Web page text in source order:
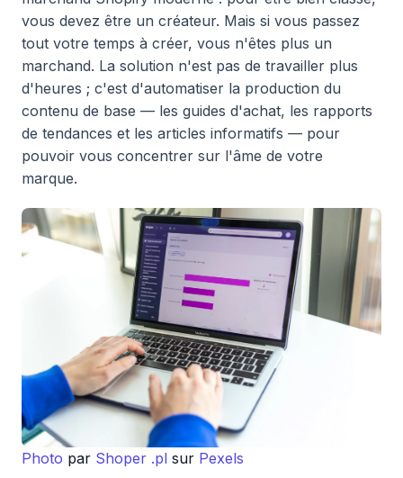
vous devez être un créateur. Mais si vous passez
tout votre temps à créer, vous n'êtes plus un
marchand. La solution n'est pas de travailler plus
d'heures ; c'est d'automatiser la production du
contenu de base — les guides d'achat, les rapports
de tendances et les articles informatifs — pour
pouvoir vous concentrer sur l'âme de votre
marque.
Photo par Shoper .pl sur Pexels